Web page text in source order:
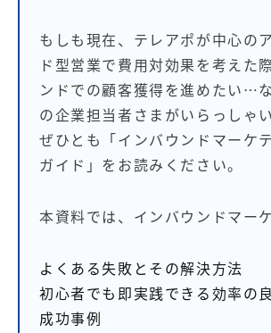
もしも現在、テレアポが中心の
ド型営業で費用対効果を考えた
ンドでの顧客獲得を進めたい…
の企業担当者さまがいらっしゃ
ぜひとも「インバウンドマーケ
ガイド」をお読みください。
本資料では、インバウンドマー
よくある失敗とその解決方法
初心者でも即実践できる効率の
成功事例